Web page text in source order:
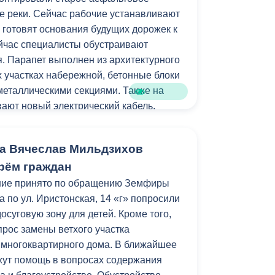
Противодействие коррупции
Градостроительная деятельность
Формирование комфортной
Гражданская оборона в
чрезвычайных ситуациях
Незаконное строительство
Информация финансового
реки. Сейчас рабочие устанавливают
основания будущих дорожек к
специалисты обустраивают
Парапет выполнен из архитектурного
участках набережной, бетонные блоки
секциями. Также на
новый электрический кабель.
локация станет еще одним
и гостей республики.
муниципальной программы
и целевых показателей
для жизни».
Вячеслав Мильдзихов
граждан
принято по обращению Земфиры
по ул. Иристонская, 14 «г» попросили
зону для детей. Кроме того,
замены ветхого участка
дома. В ближайшее
помощь в вопросах содержания